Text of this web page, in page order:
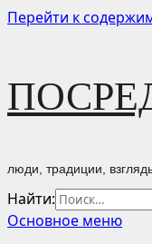
Перейти к
люди, традиции,
Найти:
Основное меню